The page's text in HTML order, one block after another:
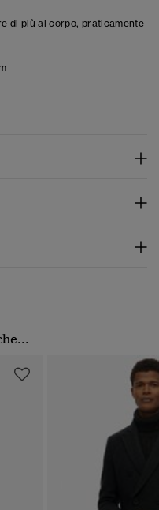
di più al corpo, praticamente